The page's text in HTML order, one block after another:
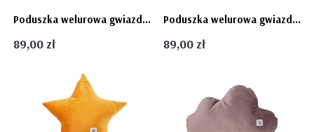
Poduszka welurowa gwiazdka - OCEAN Bellamy
89,00 zł
Poduszka welurowa gwiazdka - CINNAMON Bellamy
89,00 zł